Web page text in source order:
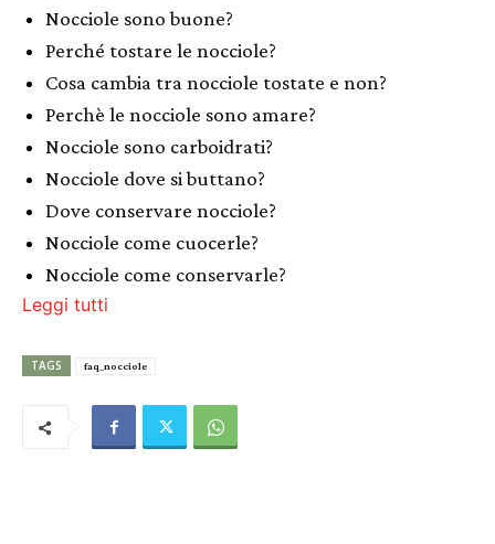
Nocciole sono buone?
Perché tostare le nocciole?
Cosa cambia tra nocciole tostate e non?
Perchè le nocciole sono amare?
Nocciole sono carboidrati?
Nocciole dove si buttano?
Dove conservare nocciole?
Nocciole come cuocerle?
Nocciole come conservarle?
Leggi tutti
TAGS faq_nocciole